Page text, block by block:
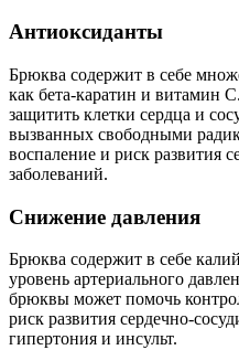
Антиоксиданты
Брюква содержит в себе
как бета-каратин и витамин
защитить клетки сердца и
вызванных свободными
воспаление и риск развития
заболеваний.
Снижение давления
Брюква содержит в себе
уровень артериального
брюквы может помочь
риск развития сердечно-
гипертония и инсульт.